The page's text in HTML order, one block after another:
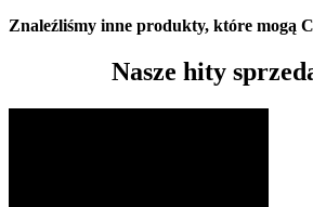
Znaleźliśmy inne produkty, które mogą
Nasze hity